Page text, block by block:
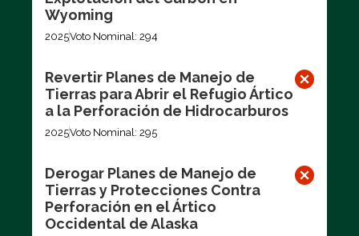
Wyoming
2025Voto Nominal: 294
Revertir Planes de Manejo de
Tierras para Abrir el Refugio Ártico
a la Perforación de Hidrocarburos
2025Voto Nominal: 295
Derogar Planes de Manejo de
Tierras y Protecciones Contra
Perforación en el Ártico
Occidental de Alaska